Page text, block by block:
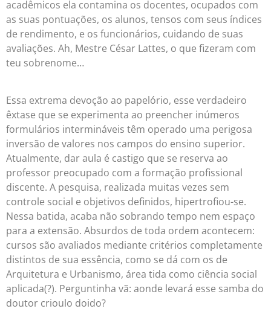
acadêmicos ela contamina os docentes, ocupados com
as suas pontuações, os alunos, tensos com seus índices
de rendimento, e os funcionários, cuidando de suas
avaliações. Ah, Mestre César Lattes, o que fizeram com
teu sobrenome…
Essa extrema devoção ao papelório, esse verdadeiro
êxtase que se experimenta ao preencher inúmeros
formulários intermináveis têm operado uma perigosa
inversão de valores nos campos do ensino superior.
Atualmente, dar aula é castigo que se reserva ao
professor preocupado com a formação profissional
discente. A pesquisa, realizada muitas vezes sem
controle social e objetivos definidos, hipertrofiou-se.
Nessa batida, acaba não sobrando tempo nem espaço
para a extensão. Absurdos de toda ordem acontecem:
cursos são avaliados mediante critérios completamente
distintos de sua essência, como se dá com os de
Arquitetura e Urbanismo, área tida como ciência social
aplicada(?). Perguntinha vã: aonde levará esse samba do
doutor crioulo doido?